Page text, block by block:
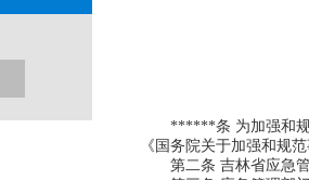
******条 为加强和规范
《国务院关于加强和规
第二条 吉林省应急管